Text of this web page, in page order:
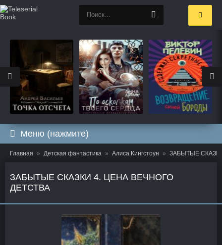
Меню (нажмите)
Главная Детская фантастика Алиса Кингстоун ЗАБЫТЫЕ СКАЗКИ
ЗАБЫТЫЕ СКАЗКИ 4. ЦЕНА ВЕЧНОГО
ДЕТСТВА